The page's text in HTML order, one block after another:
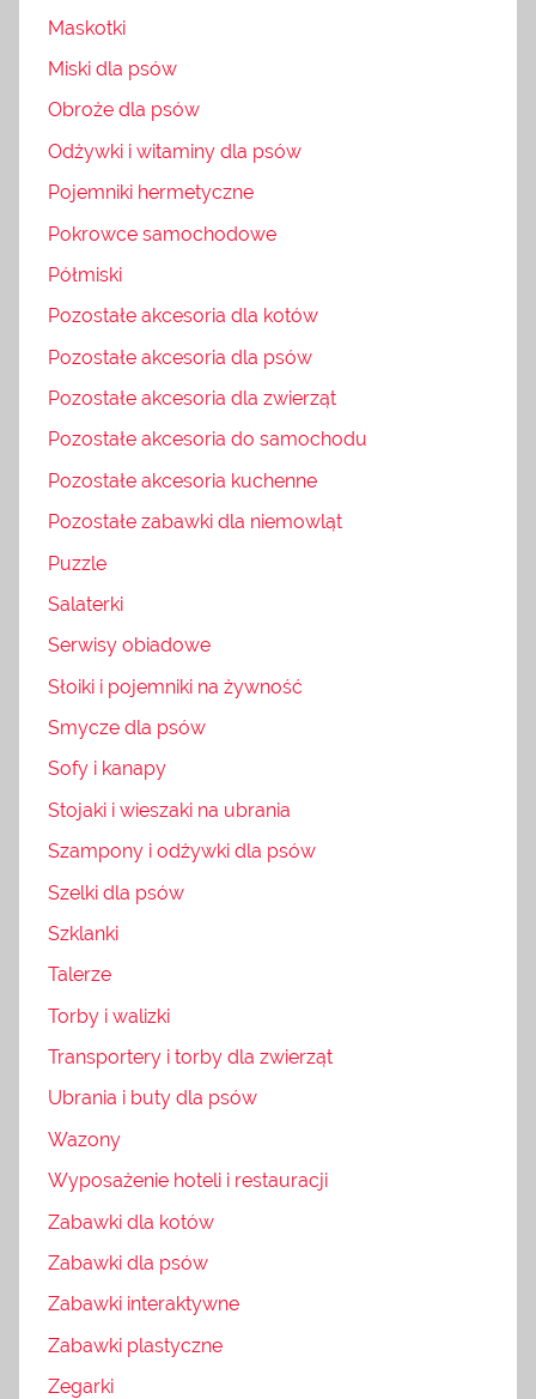
Maskotki
Miski dla psów
Obroże dla psów
Odżywki i witaminy dla psów
Pojemniki hermetyczne
Pokrowce samochodowe
Półmiski
Pozostałe akcesoria dla kotów
Pozostałe akcesoria dla psów
Pozostałe akcesoria dla zwierząt
Pozostałe akcesoria do samochodu
Pozostałe akcesoria kuchenne
Pozostałe zabawki dla niemowląt
Puzzle
Salaterki
Serwisy obiadowe
Słoiki i pojemniki na żywność
Smycze dla psów
Sofy i kanapy
Stojaki i wieszaki na ubrania
Szampony i odżywki dla psów
Szelki dla psów
Szklanki
Talerze
Torby i walizki
Transportery i torby dla zwierząt
Ubrania i buty dla psów
Wazony
Wyposażenie hoteli i restauracji
Zabawki dla kotów
Zabawki dla psów
Zabawki interaktywne
Zabawki plastyczne
Zegarki